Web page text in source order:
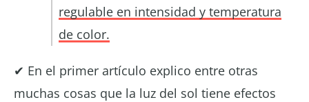
regulable en intensidad y temperatura
de color.
✔ En el primer artículo explico entre otras
muchas cosas que la luz del sol tiene efectos